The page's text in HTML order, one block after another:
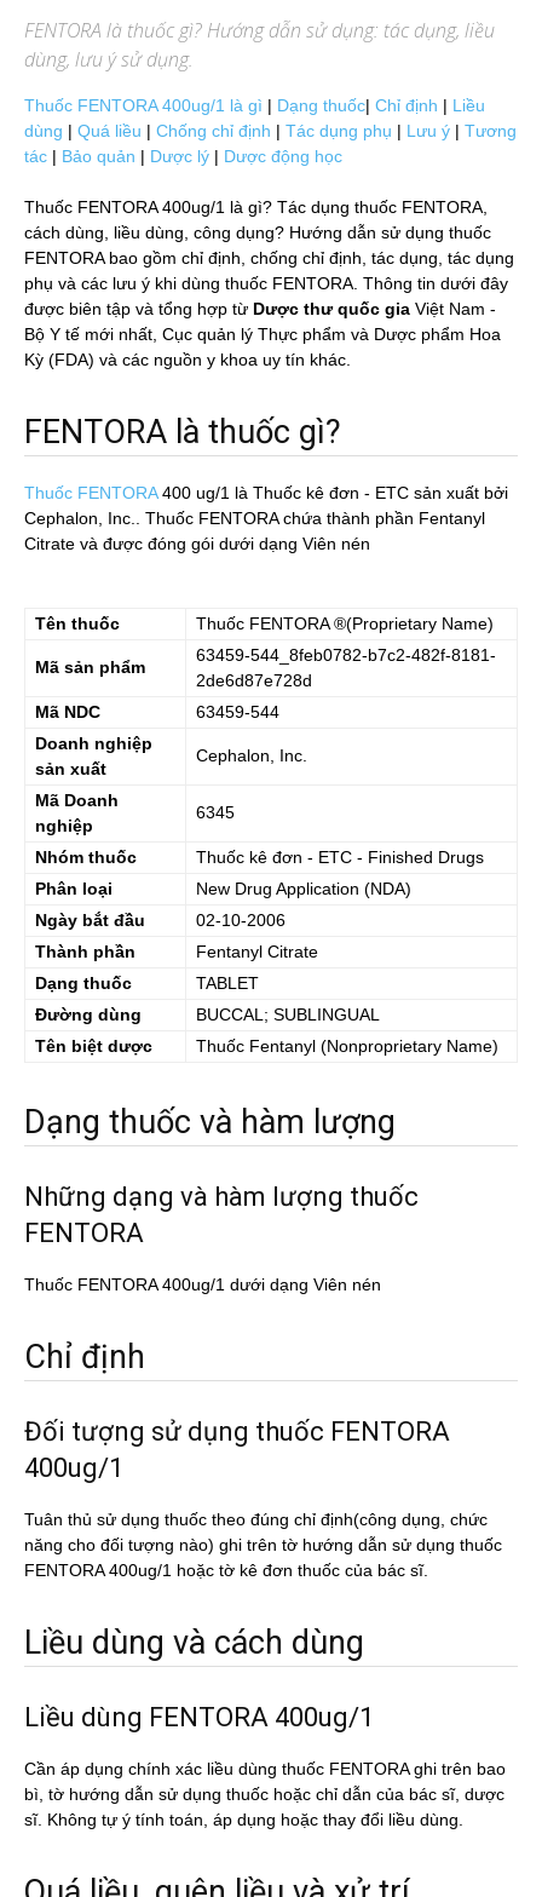
FENTORA là thuốc gì? Hướng dẫn sử dụng: tác dụng, liều
dùng, lưu ý sử dụng.
Thuốc FENTORA 400ug/1 là gì | Dạng thuốc| Chỉ định | Liều
dùng | Quá liều | Chống chỉ định | Tác dụng phụ | Lưu ý | Tương
tác | Bảo quản | Dược lý | Dược động học
Thuốc FENTORA 400ug/1 là gì? Tác dụng thuốc FENTORA,
cách dùng, liều dùng, công dụng? Hướng dẫn sử dụng thuốc
FENTORA bao gồm chỉ định, chống chỉ định, tác dụng, tác dụng
phụ và các lưu ý khi dùng thuốc FENTORA. Thông tin dưới đây
được biên tập và tổng hợp từ Dược thư quốc gia Việt Nam -
Bộ Y tế mới nhất, Cục quản lý Thực phẩm và Dược phẩm Hoa
Kỳ (FDA) và các nguồn y khoa uy tín khác.
FENTORA là thuốc gì?
Thuốc FENTORA 400 ug/1 là Thuốc kê đơn - ETC sản xuất bởi
Cephalon, Inc.. Thuốc FENTORA chứa thành phần Fentanyl
Citrate và được đóng gói dưới dạng Viên nén
Tên thuốc Thuốc FENTORA®(Proprietary Name)
Mã sản phẩm
63459-544_8feb0782-b7c2-482f-8181-
2de6d87e728d
Mã NDC
63459-544
Doanh nghiệp
sản xuất
Cephalon, Inc.
Mã Doanh
nghiệp
6345
Nhóm thuốc
Thuốc kê đơn - ETC - Finished Drugs
Phân loại
New Drug Application (NDA)
Ngày bắt đầu
02-10-2006
Thành phần
Fentanyl Citrate
Dạng thuốc
TABLET
Đường dùng
BUCCAL; SUBLINGUAL
Tên biệt dược
Thuốc Fentanyl (Nonproprietary Name)
Dạng thuốc và hàm lượng
Những dạng và hàm lượng thuốc
FENTORA
Thuốc FENTORA 400ug/1 dưới dạng Viên nén
Chỉ định
Đối tượng sử dụng thuốc FENTORA
400ug/1
Tuân thủ sử dụng thuốc theo đúng chỉ định(công dụng, chức
năng cho đối tượng nào) ghi trên tờ hướng dẫn sử dụng thuốc
FENTORA 400ug/1 hoặc tờ kê đơn thuốc của bác sĩ.
Liều dùng và cách dùng
Liều dùng FENTORA 400ug/1
Cần áp dụng chính xác liều dùng thuốc FENTORA ghi trên bao
bì, tờ hướng dẫn sử dụng thuốc hoặc chỉ dẫn của bác sĩ, dược
sĩ. Không tự ý tính toán, áp dụng hoặc thay đổi liều dùng.